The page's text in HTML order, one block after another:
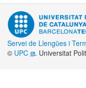
Servei de Llengües i
© UPC . Universitat